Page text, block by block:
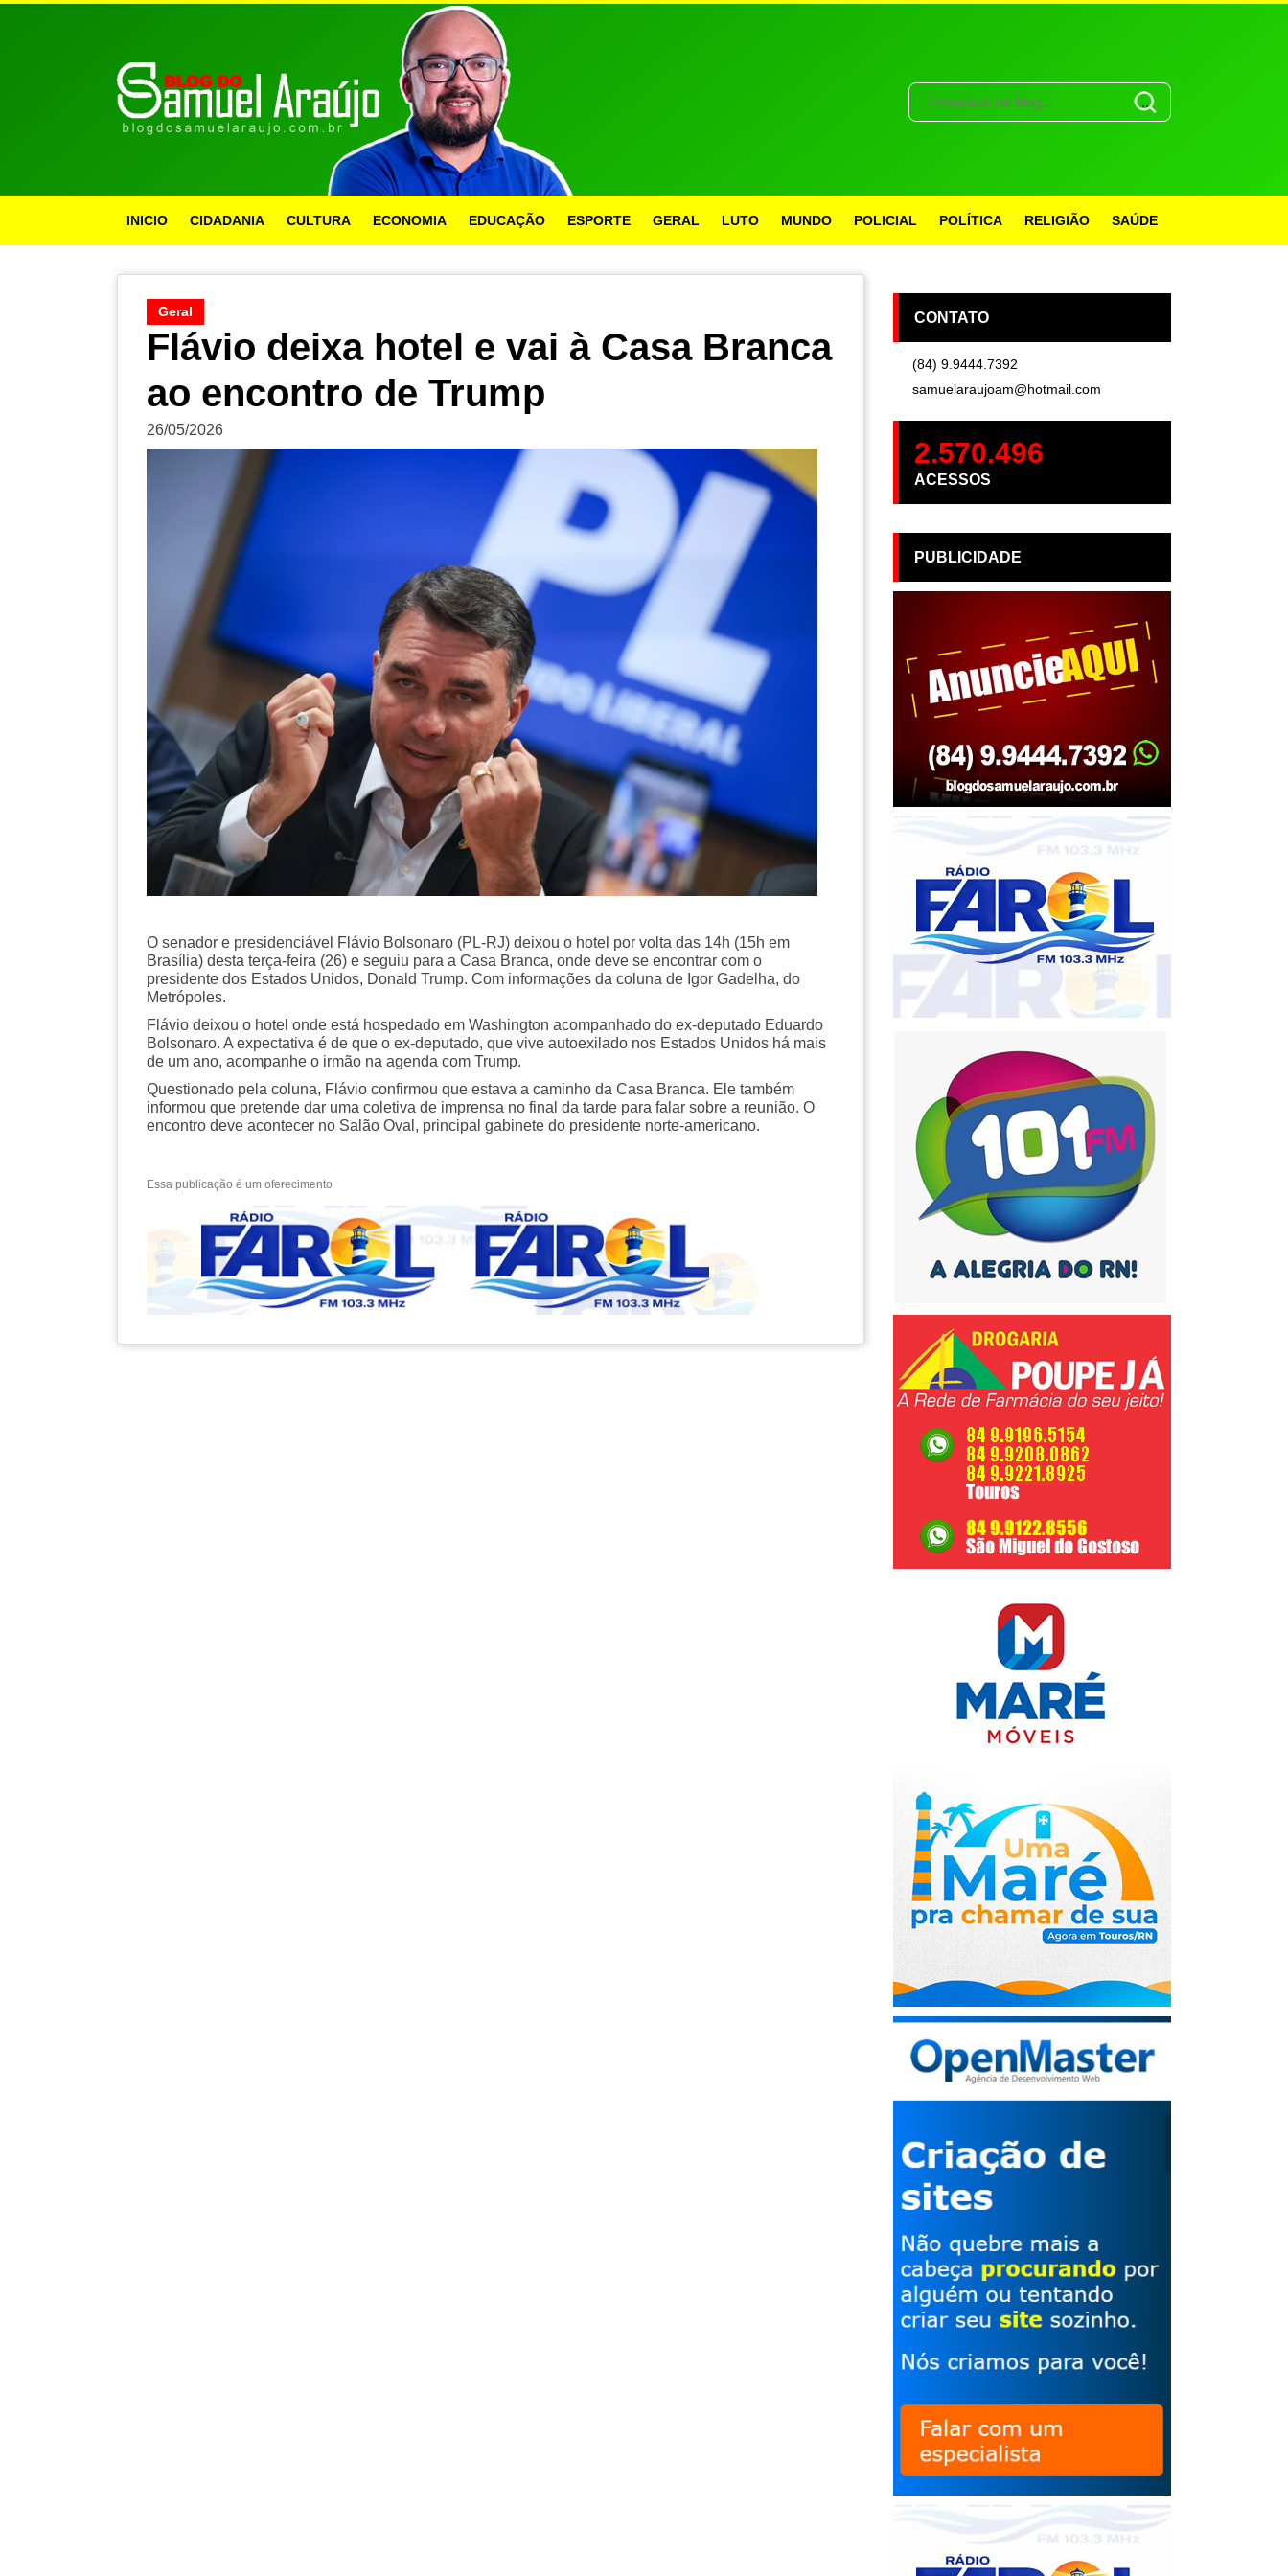
INICIO CIDADANIA CULTURA ECONOMIA EDUCAÇÃO ESPORTE GERAL LUTO MUNDO POLICIAL POLÍTICA RELIGIÃO SAÚDE
Geral
Flávio deixa hotel e vai à Casa Branca
ao encontro de Trump
26/05/2026
O senador e presidenciável Flávio Bolsonaro (PL-RJ) deixou o hotel por volta das 14h (15h em
Brasília) desta terça-feira (26) e seguiu para a Casa Branca, onde deve se encontrar com o
presidente dos Estados Unidos, Donald Trump. Com informações da coluna de Igor Gadelha, do
Metrópoles.
Flávio deixou o hotel onde está hospedado em Washington acompanhado do ex-deputado Eduardo
Bolsonaro. A expectativa é de que o ex-deputado, que vive autoexilado nos Estados Unidos há mais
de um ano, acompanhe o irmão na agenda com Trump.
Questionado pela coluna, Flávio confirmou que estava a caminho da Casa Branca. Ele também
informou que pretende dar uma coletiva de imprensa no final da tarde para falar sobre a reunião. O
encontro deve acontecer no Salão Oval, principal gabinete do presidente norte-americano.
Essa publicação é um oferecimento
CONTATO
(84) 9.9444.7392
samuelaraujoam@hotmail.com
2.570.496
ACESSOS
PUBLICIDADE